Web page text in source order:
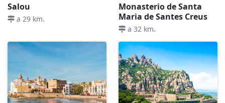
Salou
a 29 km.
Monasterio de Santa
Maria de Santes Creus
a 32 km.